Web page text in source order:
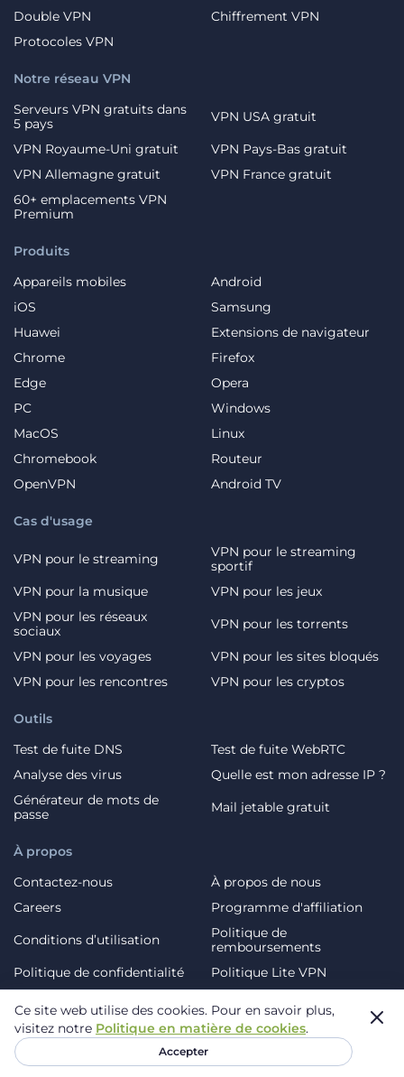
Double VPN
Chiffrement VPN
Protocoles VPN
Produits
Appareils mobiles
Android
iOS
Samsung
Huawei
Extensions de navigateur
Chrome
Firefox
Edge
Opera
PC
Windows
MacOS
Linux
Chromebook
Routeur
OpenVPN
Android TV
Cas d'usage
VPN pour le streaming
VPN pour le streaming
sportif
VPN pour la musique
VPN pour les jeux
VPN pour les réseaux
sociaux
VPN pour les torrents
VPN pour les voyages
VPN pour les sites bloqués
VPN pour les rencontres
VPN pour les cryptos
À propos
Contactez-nous
À propos de nous
Careers
Programme d'affiliation
Conditions d’utilisation
Politique de
remboursements
Politique de confidentialité
Politique Lite VPN
Notre réseau VPN
Serveurs VPN gratuits dans
5 pays
VPN USA gratuit
VPN Royaume-Uni gratuit
VPN Pays-Bas gratuit
VPN Allemagne gratuit
VPN France gratuit
60+ emplacements VPN
Premium
Outils
Test de fuite DNS
Test de fuite WebRTC
Analyse des virus
Quelle est mon adresse IP ?
Générateur de mots de
passe
Mail jetable gratuit
Facebook
YouTube
Ce site web utilise des cookies. Pour en savoir plus,
visitez notre Politique en matière de cookies.
Accepter